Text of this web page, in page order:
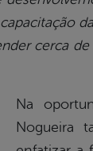
cerca
Na
Nogueira